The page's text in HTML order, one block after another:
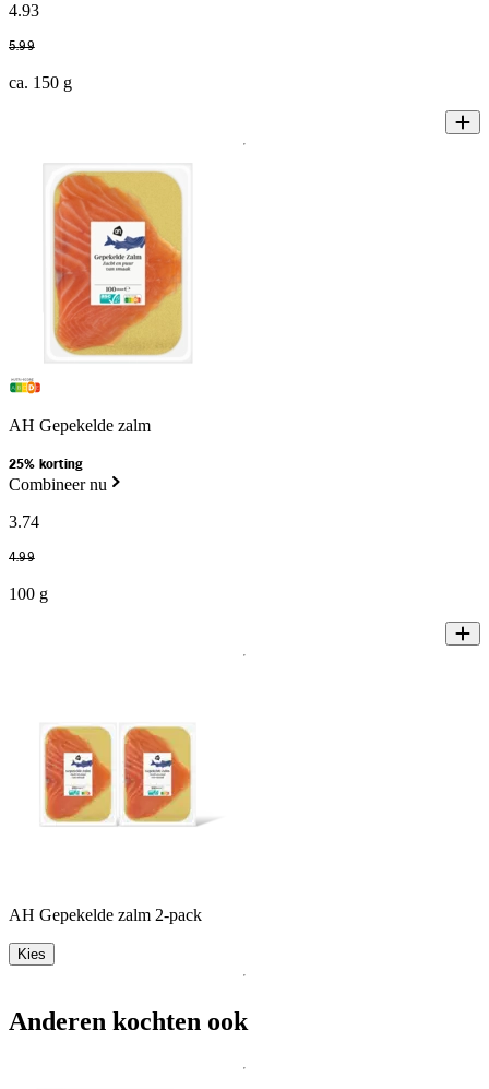
4.93
5.99
ca. 150 g
AH Gepekelde zalm
25% korting
Combineer nu
3.74
4.99
100 g
AH Gepekelde zalm 2-pack
Kies
Anderen kochten ook